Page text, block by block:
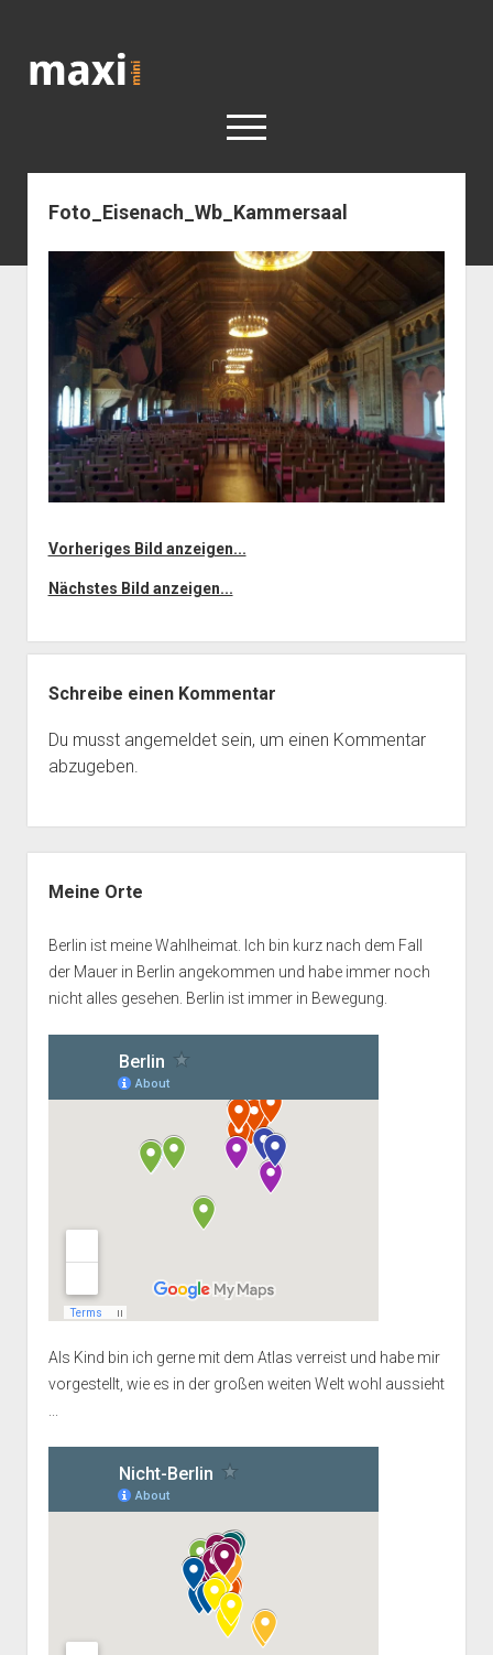
open
< work
Berlin
Reisen
Kunst
Geschichte
open
dropdown
menu
Geschichte der Stadt Berlin
Impressum
Foto_Eisenach_Wb_Kammersaal
Vorheriges Bild anzeigen...
Nächstes Bild anzeigen...
Schreibe einen Kommentar
Du musst angemeldetsein, um einen Kommentar
abzugeben.
Meine Orte
Berlin ist meine Wahlheimat. Ich bin kurz nach dem Fall
der Mauer in Berlin angekommen und habe immer noch
nicht alles gesehen. Berlin ist immer in Bewegung.
Als Kind bin ich gerne mit dem Atlas verreist und habe mir
vorgestellt, wie es in der großen weiten Welt wohl aussieht